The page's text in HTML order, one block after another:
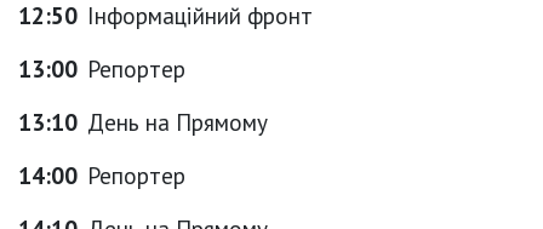
12:50 Інформаційний фронт
13:00 Репортер
13:10 День на Прямому
14:00 Репортер